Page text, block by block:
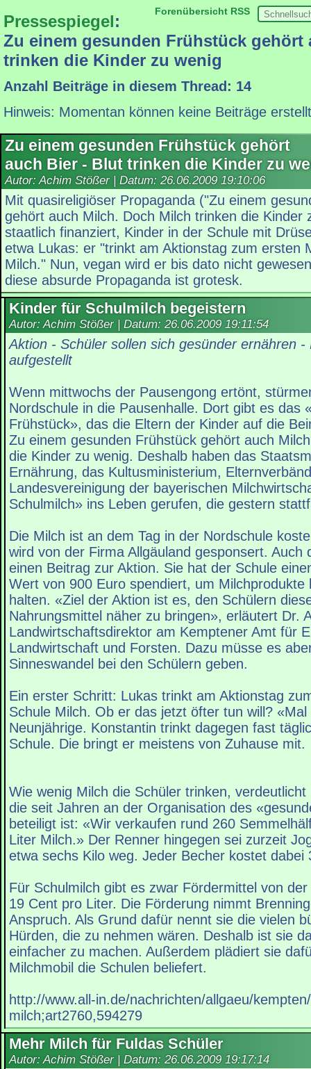
Forenübersicht RSS
Pressespiegel:
Zu einem gesunden Frühstück gehört
trinken die Kinder zu wenig
Anzahl Beiträge in diesem Thread: 14
Hinweis: Momentan können keine Beiträge
Zu einem gesunden Frühstück gehört
auch Bier - Blut trinken die Kinder zu
Autor: Achim Stößer | Datum: 26.06.2009 19:10:06
Mit quasireligiöser Propaganda ("Zu einem
gehört auch Milch. Doch Milch trinken die Kinder
staatlich finanziert, Kinder in der Schule mit
etwa Lukas: er "trinkt am Aktionstag zum ersten
Milch." Nun, vegan wird er bis dato nicht
diese absurde Propaganda ist grotesk.
Kinder für Schulmilch begeistern
Autor: Achim Stößer | Datum: 26.06.2009 19:11:54
Aktion - Schüler sollen sich gesünder ernähren -
aufgestellt
Wenn mittwochs der Pausengong ertönt,
Nordschule in die Pausenhalle. Dort gibt es das
Frühstück», das die Eltern der Kinder auf die
Zu einem gesunden Frühstück gehört auch
die Kinder zu wenig. Deshalb haben das
Ernährung, das Kultusministerium,
Landesvereinigung der bayerischen
Schulmilch» ins Leben gerufen, die gestern
Die Milch ist an dem Tag in der Nordschule
wird von der Firma Allgäuland gesponsert. Auch
einen Beitrag zur Aktion. Sie hat der Schule
Wert von 900 Euro spendiert, um Milchprodukte
halten. «Ziel der Aktion ist es, den Schülern
Nahrungsmittel näher zu bringen», erläutert Dr.
Landwirtschaftsdirektor am Kemptener Amt für
Landwirtschaft und Forsten. Dazu müsse es
Sinneswandel bei den Schülern geben.
Ein erster Schritt: Lukas trinkt am Aktionstag
Schule Milch. Ob er das jetzt öfter tun will?
Neunjährige. Konstantin trinkt dagegen fast
Schule. Die bringt er meistens von Zuhause mit.
Wie wenig Milch die Schüler trinken,
die seit Jahren an der Organisation des
beteiligt ist: «Wir verkaufen rund 260
Liter Milch.» Der Renner hingegen sei zurzeit
etwa sechs Kilo weg. Jeder Becher kostet dabei
Für Schulmilch gibt es zwar Fördermittel von
19 Cent pro Liter. Die Förderung nimmt
Anspruch. Als Grund dafür nennt sie die vielen
Hürden, die zu nehmen wären. Deshalb ist sie
einfacher zu machen. Außerdem plädiert sie
Milchmobil die Schulen beliefert.
http://www.all-in.de/nachrichten/allgaeu/
milch;art2760,594279
Mehr Milch für Fuldas Schüler
Autor: Achim Stößer | Datum: 26.06.2009 19:17:14